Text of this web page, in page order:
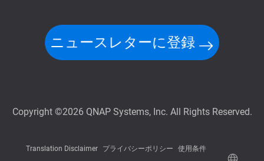
ニュースレターに登録
Copyright ©2026 QNAP Systems, Inc. All Rights Reserved.
Translation Disclaimer プライバシーポリシー 使用条件